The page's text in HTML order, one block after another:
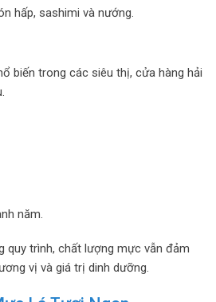
hấp, sashimi và nướng.
biến trong các siêu thị, cửa hàng hải
năm.
quy trình, chất lượng mực vẫn đảm
vị và giá trị dinh dưỡng.